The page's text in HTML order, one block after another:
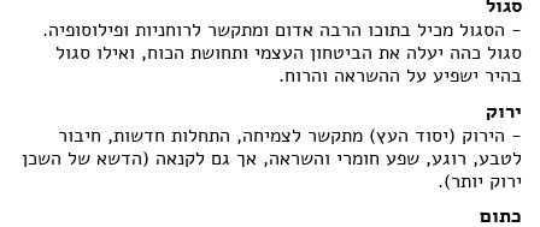
סגול
- הסגול מכיל בתוכו הרבה אדום ומתקשר לרוחניות ופילוסופיה.
סגול כהה יעלה את הביטחון העצמי ותחושת הכוח, ואילו סגול
בהיר ישפיע על ההשראה והרוח.
ירוק
- הירוק (יסוד העץ) מתקשר לצמיחה, התחלות חדשות, חיבור
לטבע, רוגע, שפע חומרי והשראה, אך גם לקנאה (הדשא של השכן
ירוק יותר).
כתום